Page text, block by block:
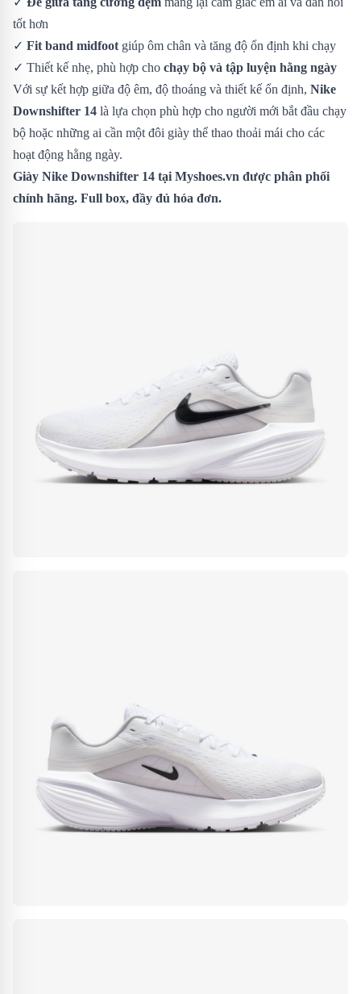
tốt hơn
✓ Fit band midfoot giúp ôm chân và tăng độ ổn định khi chạy
✓ Thiết kế nhẹ, phù hợp cho chạy bộ và tập luyện hằng ngày
Với sự kết hợp giữa độ êm, độ thoáng và thiết kế ổn định, Nike
Downshifter 14 là lựa chọn phù hợp cho người mới bắt đầu chạy
bộ hoặc những ai cần một đôi giày thể thao thoải mái cho các
hoạt động hằng ngày.
Giày Nike Downshifter 14 tại Myshoes.vn được phân phối
chính hãng. Full box, đầy đủ hóa đơn.